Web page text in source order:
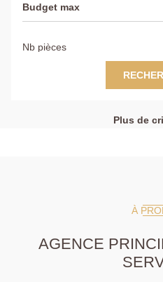
Plus de
À
AGENCE